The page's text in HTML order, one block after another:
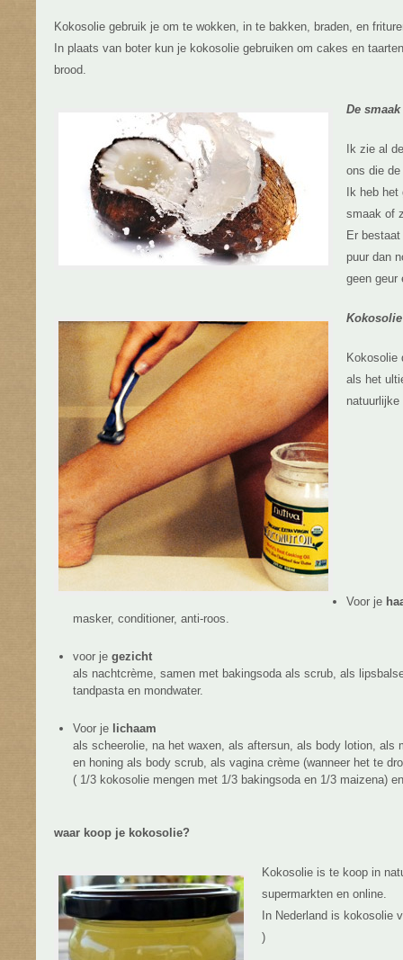
Kokosolie gebruik je om te wokken, in te bakken, braden, en
In plaats van boter kun je kokosolie gebruiken om cakes en
brood.
De
Ik zie al
ons die
Ik heb
smaak of
Er
puur dan
geen geur
Kokosolie
als het
Voor je
masker, conditioner, anti-roos.
voor je gezicht
als nachtcrème, samen met bakingsoda als scrub, als
tandpasta en mondwater.
Voor je lichaam
als scheerolie, na het waxen, als aftersun, als body lotion, als
en honing als body scrub, als vagina crème (wanneer het te
( 1/3 kokosolie mengen met 1/3 bakingsoda en 1/3 maizena)
waar koop je kokosolie?
Kokosolie is te koop in
supermarkten en online.
In Nederland is kokosolie
)